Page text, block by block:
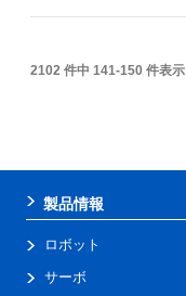
2102 件中 141-150 件表示
製品情報
ロボット
サーボ